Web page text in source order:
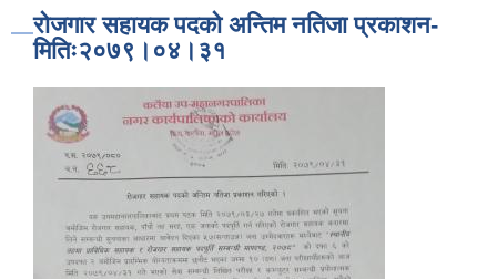
रोजगार सहायक पदको अन्तिम नतिजा प्रकाशन-
मितिः२०७९।०४।३१